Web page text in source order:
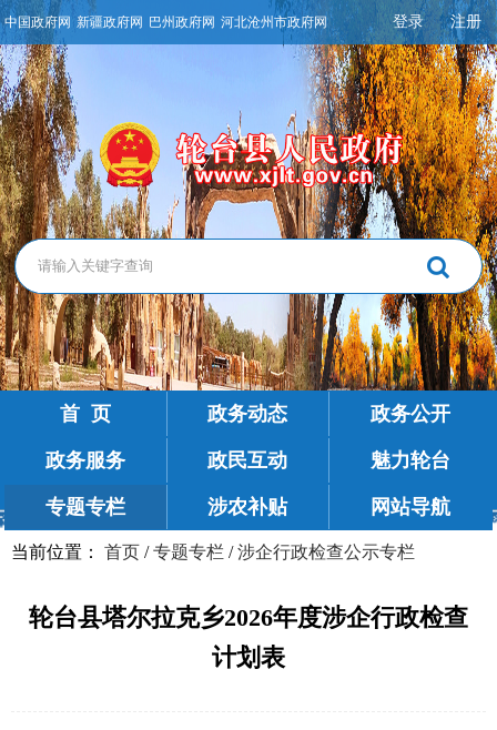
中国政府网 新疆政府网 巴州政府网 河北沧州市政府网 登录 注册
首 页 政务动态 政务公开
政务服务 政民互动 魅力轮台
专题专栏 涉农补贴 网站导航
当前位置： 首页 /专题专栏 /涉企行政检查公示专栏
轮台县塔尔拉克乡2026年度涉企行政检查
计划表